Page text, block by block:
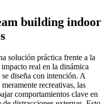
building indoor
solución práctica frente a la
real en la dinámica
diseña con intención. A
recreativas, las
comportamientos clave en